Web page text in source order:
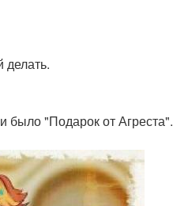
было "Подарок от Агреста".